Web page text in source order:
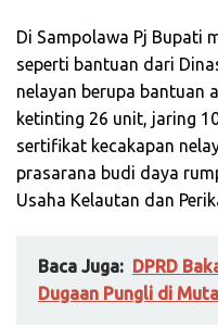
Di Sampolawa Pj Bupati
seperti bantuan dari
nelayan berupa bantuan
ketinting 26 unit, jaring
sertifikat kecakapan
prasarana budi daya
Usaha Kelautan dan
Baca Juga:
DPRD
Dugaan Pungli di